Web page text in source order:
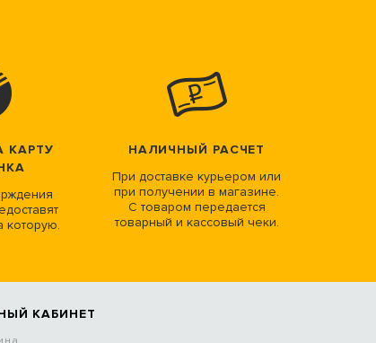
КАРТУ
которую.
НАЛИЧНЫЙ РАСЧЕТ
При доставке курьером или
при получении в магазине.
С товаром передается
товарный и кассовый чеки.
КАБИНЕТ